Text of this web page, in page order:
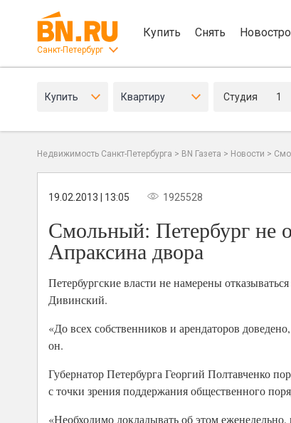
Санкт-Петербург
Купить Снять
Купить Квартиру Студия 1
Недвижимость Санкт-Петербурга > BN Газета > Новости >
19.02.2013 | 13:05 1925528
Смольный: Петербург не
Апраксина двора
Петербургские власти не намерены
Дивинский.
«До всех собственников и арендаторов
он.
Губернатор Петербурга Георгий Полтавченко
с точки зрения поддержания общественного
«Необходимо докладывать об этом